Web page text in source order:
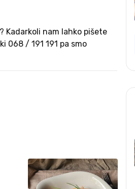
Kadarkoli nam lahko pišete
068 / 191 191 pa smo